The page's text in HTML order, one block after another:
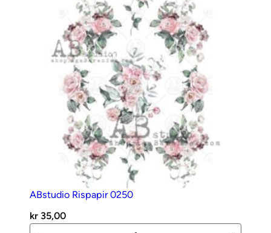
ABstudio Rispapir 0250
kr 35,00